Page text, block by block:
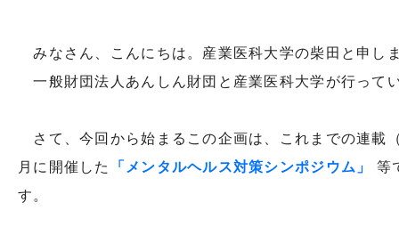
みなさん、こんにちは。産業医科大学の柴田と申
一般財団法人あんしん財団と産業医科大学が行って
さて、今回から始まるこの企画は、これまでの連載
月に開催した
「メンタルヘルス対策シンポジウム」
等
す。